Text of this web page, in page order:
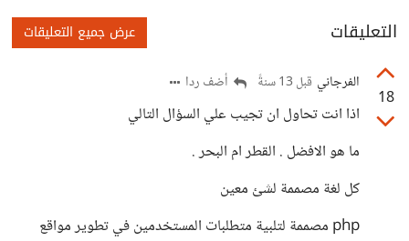
التعليقات عرض جميع التعليقات
18
الفرجاني قبل 13 سنةً أضف ردا
اذا انت تحاول ان تجيب علي السؤال التالي
ما هو الافضل . القطر ام البحر .
كل لغة مصممة لشئ معين
php مصممة لتلبية متطلبات المستخدمين في تطوير مواقع